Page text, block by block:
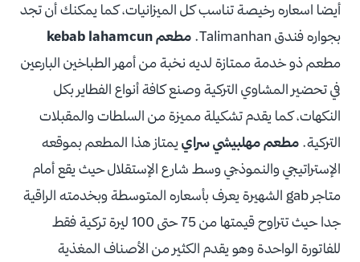
أيضا اسعاره رخيصة تناسب كل الميزانيات، كما يمكنك أن تجد
بجواره فندق Talimanhan.
مطعم kebab lahamcun
مطعم ذو خدمة ممتازة لديه نخبة من أمهر الطباخين البارعين
في تحضير المشاوي التركية وصنع كافة أنواع الفطاير بكل
النكهات، كما يقدم تشكيلة مميزة من السلطات والمقبلات
التركية. مطعم مهلبيشي سراييمتاز هذا المطعم بموقعه
الإستراتيجي والنموذجي وسط شارع الإستقلال حيث يقع أمام
متاجر gab الشهيرة يعرف بأسعاره المتوسطة وبخدمته الراقية
جدا حيث تتراوح قيمتها من 75 حتى 100 ليرة تركية فقط
للفاتورة الواحدة وهو يقدم الكثير من الأصناف المغذية